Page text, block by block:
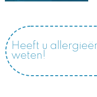
Heeft u
weten!